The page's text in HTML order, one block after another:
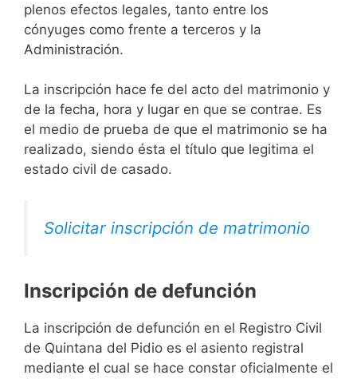
plenos efectos legales, tanto entre los
cónyuges como frente a terceros y la
Administración.
La inscripción hace fe del acto del matrimonio y
de la fecha, hora y lugar en que se contrae. Es
el medio de prueba de que el matrimonio se ha
realizado, siendo ésta el título que legitima el
estado civil de casado.
Solicitar inscripción de matrimonio
Inscripción de defunción
La inscripción de defunción en el Registro Civil
de Quintana del Pidio es el asiento registral
mediante el cual se hace constar oficialmente el